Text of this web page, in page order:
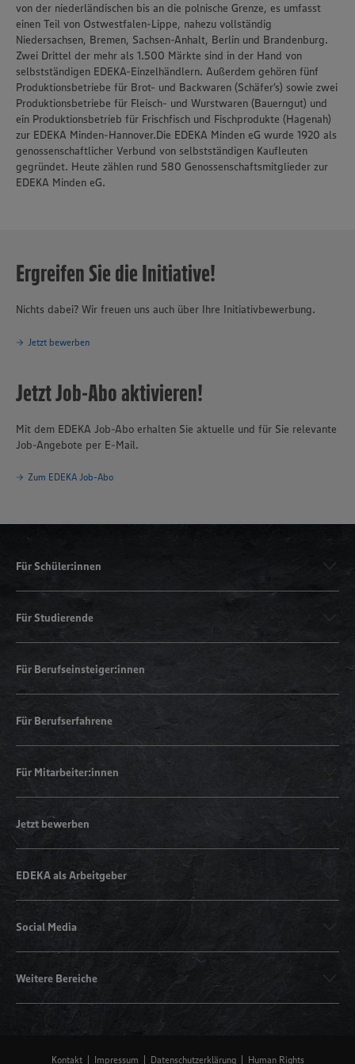
von der niederländischen bis an die polnische Grenze, es umfasst
einen Teil von Ostwestfalen-Lippe, nahezu vollständig
Niedersachsen, Bremen, Sachsen-Anhalt, Berlin und Brandenburg.
Zwei Drittel der mehr als 1.500 Märkte sind in der Hand von
selbstständigen EDEKA-Einzelhändlern. Außerdem gehören fünf
Produktionsbetriebe für Brot- und Backwaren (Schäfer’s) sowie zwei
Produktionsbetriebe für Fleisch- und Wurstwaren (Bauerngut) und
ein Produktionsbetrieb für Frischfisch und Fischprodukte (Hagenah)
zur EDEKA Minden-Hannover.Die EDEKA Minden eG wurde 1920 als
genossenschaftlicher Verbund von selbstständigen Kaufleuten
gegründet. Heute zählen rund 580 Genossenschaftsmitglieder zur
EDEKA Minden eG.
Ergreifen Sie die Initiative!
Nichts dabei? Wir freuen uns auch über Ihre Initiativbewerbung.
Jetzt bewerben
Jetzt Job-Abo aktivieren!
Mit dem EDEKA Job-Abo erhalten Sie aktuelle und für Sie relevante
Job-Angebote per E-Mail.
Zum EDEKA Job-Abo
Für Schüler:innen
Für Studierende
Für Berufseinsteiger:innen
Für Berufserfahrene
Für Mitarbeiter:innen
Jetzt bewerben
EDEKA als Arbeitgeber
Social Media
Weitere Bereiche
Kontakt Impressum Datenschutzerklärung Human Rights